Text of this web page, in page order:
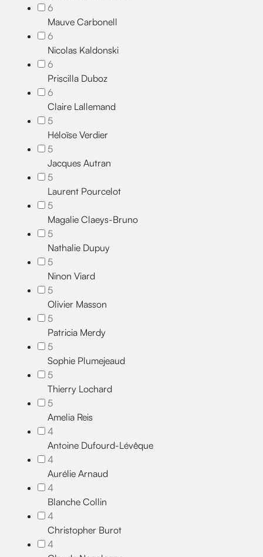
6
Mauve Carbonell
6
Nicolas Kaldonski
6
Priscilla Duboz
6
Claire Lallemand
5
Héloïse Verdier
5
Jacques Autran
5
Laurent Pourcelot
5
Magalie Claeys-Bruno
5
Nathalie Dupuy
5
Ninon Viard
5
Olivier Masson
5
Patricia Merdy
5
Sophie Plumejeaud
5
Thierry Lochard
5
Amelia Reis
4
Antoine Dufourd-Lévêque
4
Aurélie Arnaud
4
Blanche Collin
4
Christopher Burot
4